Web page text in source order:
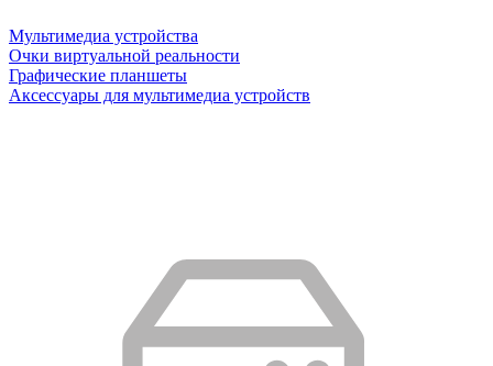
Мультимедиа устройства
Очки виртуальной реальности
Графические планшеты
Аксессуары для мультимедиа устройств